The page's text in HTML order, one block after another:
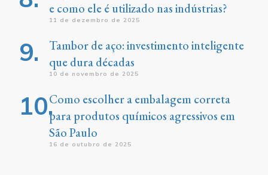
e como ele é utilizado nas indústrias?
11 de dezembro de 2025
Tambor de aço: investimento inteligente
que dura décadas
10 de novembro de 2025
Como escolher a embalagem correta
para produtos químicos agressivos em
São Paulo
16 de outubro de 2025